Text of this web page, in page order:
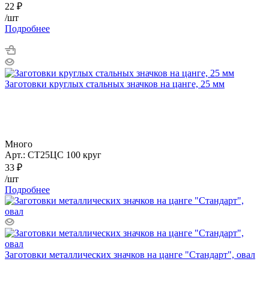
22 ₽
/шт
Подробнее
Заготовки круглых стальных значков на цанге, 25 мм
Много
Арт.: СТ25ЦС 100 круг
33 ₽
/шт
Подробнее
Заготовки металлических значков на цанге "Стандарт", овал